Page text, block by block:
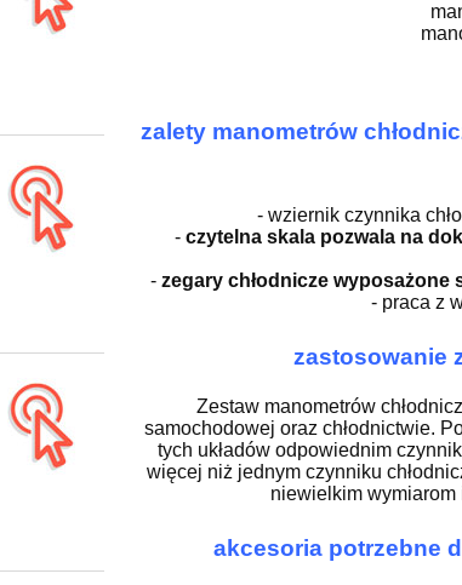
zalety manometrów
- wziernik czynnika
- czytelna skala pozwala na
- zegary chłodnicze wyposażone
- praca z
zastosowanie
Zestaw manometrów
samochodowej oraz chłodnictwie.
tych układów odpowiednim
więcej niż jednym czynniku
niewielkim
akcesoria potrzebne